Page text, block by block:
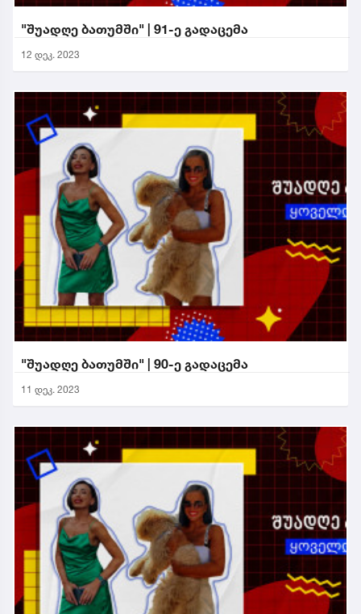
"შუადღე ბათუმში" | 91-ე გადაცემა
12 დეკ. 2023
"შუადღე ბათუმში" | 90-ე გადაცემა
11 დეკ. 2023